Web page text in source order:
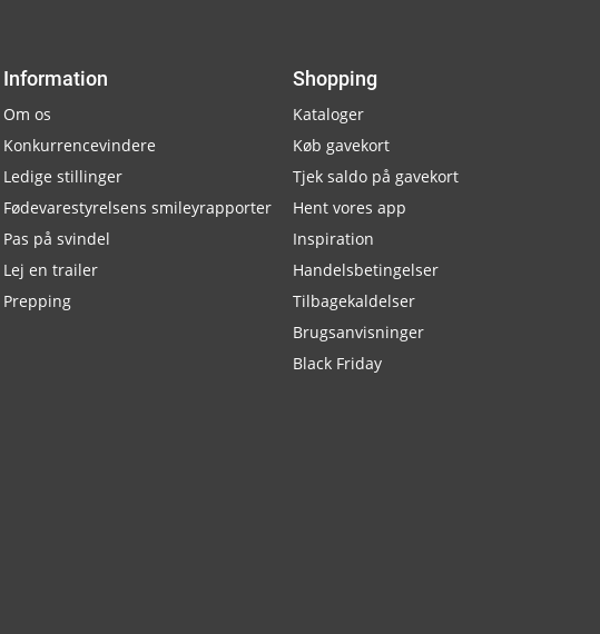
Information
Om os
Konkurrencevindere
Ledige stillinger
Fødevarestyrelsens smileyrapporter
Pas på svindel
Lej en trailer
Prepping
Shopping
Kataloger
Køb gavekort
Tjek saldo på gavekort
Hent vores app
Inspiration
Handelsbetingelser
Tilbagekaldelser
Brugsanvisninger
Black Friday